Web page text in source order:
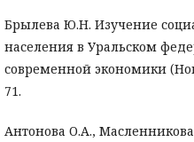
Брылева Ю.Н. Изучение
населения в Уральском
современной экономики
71.
Антонова О.А.,